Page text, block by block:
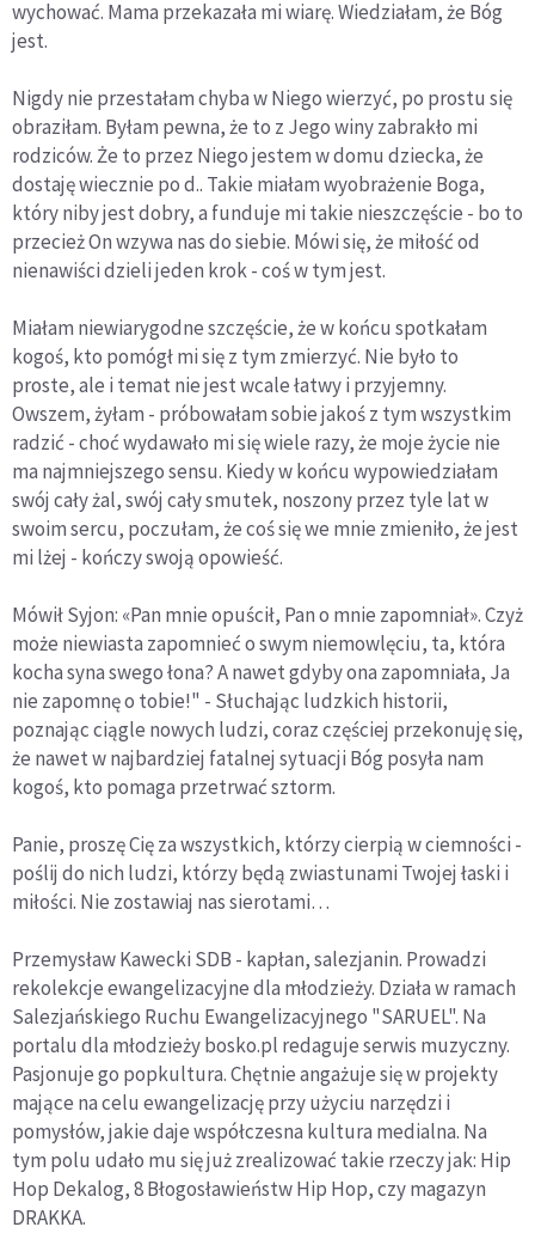
wychować. Mama przekazała mi wiarę. Wiedziałam, że Bóg
jest.
Nigdy nie przestałam chyba w Niego wierzyć, po prostu się
obraziłam. Byłam pewna, że to z Jego winy zabrakło mi
rodziców. Że to przez Niego jestem w domu dziecka, że
dostaję wiecznie po d.. Takie miałam wyobrażenie Boga,
który niby jest dobry, a funduje mi takie nieszczęście - bo to
przecież On wzywa nas do siebie. Mówi się, że miłość od
nienawiści dzieli jeden krok - coś w tym jest.
Miałam niewiarygodne szczęście, że w końcu spotkałam
kogoś, kto pomógł mi się z tym zmierzyć. Nie było to
proste, ale i temat nie jest wcale łatwy i przyjemny.
Owszem, żyłam - próbowałam sobie jakoś z tym wszystkim
radzić - choć wydawało mi się wiele razy, że moje życie nie
ma najmniejszego sensu. Kiedy w końcu wypowiedziałam
swój cały żal, swój cały smutek, noszony przez tyle lat w
swoim sercu, poczułam, że coś się we mnie zmieniło, że jest
mi lżej - kończy swoją opowieść.
Mówił Syjon: «Pan mnie opuścił, Pan o mnie zapomniał». Czyż
może niewiasta zapomnieć o swym niemowlęciu, ta, która
kocha syna swego łona? A nawet gdyby ona zapomniała, Ja
nie zapomnę o tobie!" - Słuchając ludzkich historii,
poznając ciągle nowych ludzi, coraz częściej przekonuję się,
że nawet w najbardziej fatalnej sytuacji Bóg posyła nam
kogoś, kto pomaga przetrwać sztorm.
Panie, proszę Cię za wszystkich, którzy cierpią w ciemności -
poślij do nich ludzi, którzy będą zwiastunami Twojej łaski i
miłości. Nie zostawiaj nas sierotami…
Przemysław Kawecki SDB - kapłan, salezjanin. Prowadzi
rekolekcje ewangelizacyjne dla młodzieży. Działa w ramach
Salezjańskiego Ruchu Ewangelizacyjnego "SARUEL". Na
portalu dla młodzieży bosko.pl redaguje serwis muzyczny.
Pasjonuje go popkultura. Chętnie angażuje się w projekty
mające na celu ewangelizację przy użyciu narzędzi i
pomysłów, jakie daje współczesna kultura medialna. Na
tym polu udało mu się już zrealizować takie rzeczy jak: Hip
Hop Dekalog, 8 Błogosławieństw Hip Hop, czy magazyn
DRAKKA.